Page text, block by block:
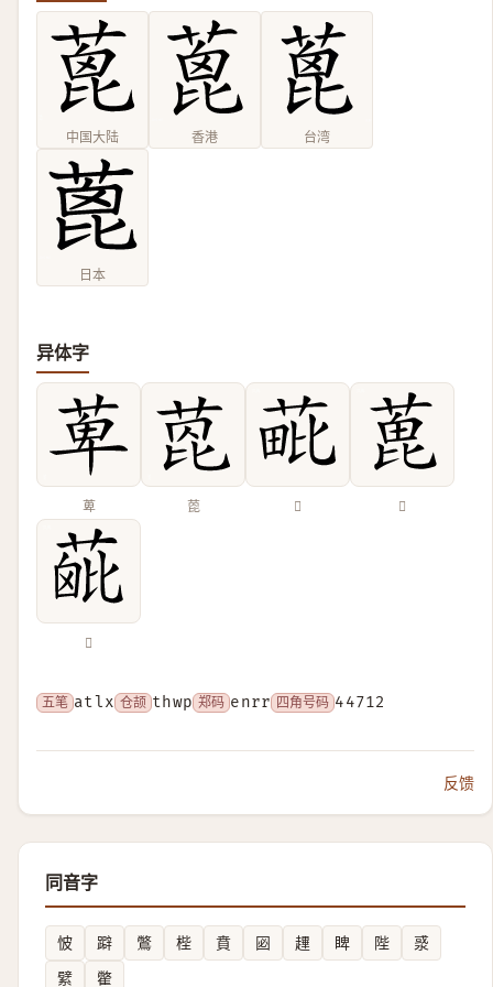
中国大陆 香港 台湾
日本
异体字
萆 萞 𦳈 𦶃
𦶰
五笔 atlx 仓颉 thwp 郑码 enrr 四角号码 44712
反馈
同音字
怶 躃 鷩 梐 賁 㘠 䟆 睥 陛
㳼
繴
䨆